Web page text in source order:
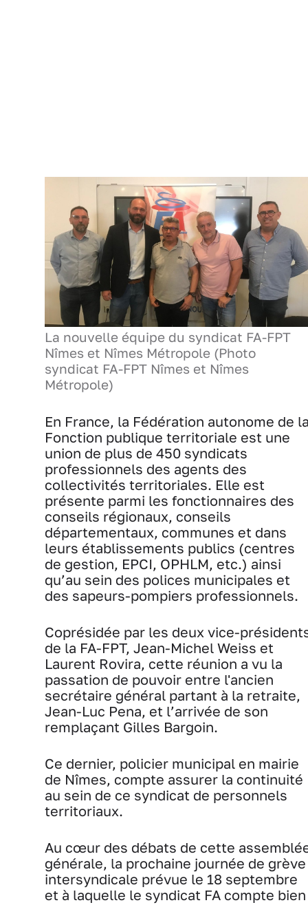
La nouvelle équipe du syndicat FA-FPT
Nîmes et Nîmes Métropole (Photo
syndicat FA-FPT Nîmes et Nîmes
Métropole)
En France, la Fédération autonome de
Fonction publique territoriale est une
union de plus de 450 syndicats
professionnels des agents des
collectivités territoriales. Elle est
présente parmi les fonctionnaires des
conseils régionaux, conseils
départementaux, communes et dans
leurs établissements publics (centres
de gestion, EPCI, OPHLM, etc.) ainsi
qu’au sein des polices municipales et
des sapeurs-pompiers professionnels.
Coprésidée par les deux vice-
de la FA-FPT, Jean-Michel Weiss et
Laurent Rovira, cette réunion a vu la
passation de pouvoir entre l'ancien
secrétaire général partant à la retraite,
Jean-Luc Pena, et l’arrivée de son
remplaçant Gilles Bargoin.
Ce dernier, policier municipal en mairie
de Nîmes, compte assurer la continuité
au sein de ce syndicat de personnels
territoriaux.
Au cœur des débats de cette
générale, la prochaine journée de grève
intersyndicale prévue le 18 septembre
et à laquelle le syndicat FA compte bien